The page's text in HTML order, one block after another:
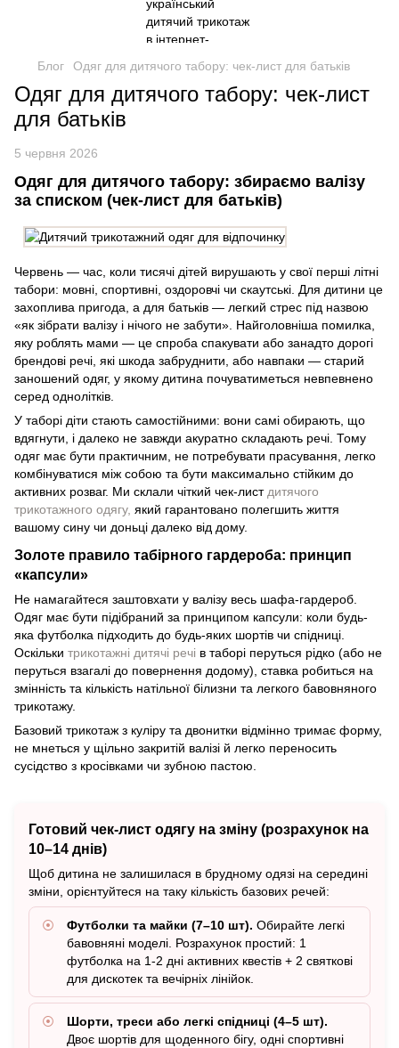
Блог Одяг для дитячого табору: чек-лист для батьків
Одяг для дитячого табору: чек-лист
для батьків
5 червня 2026
Одяг для дитячого табору: збираємо валізу
за списком (чек-лист для батьків)
Червень — час, коли тисячі дітей вирушають у свої перші літні
табори: мовні, спортивні, оздоровчі чи скаутські. Для дитини це
захоплива пригода, а для батьків — легкий стрес під назвою
«як зібрати валізу і нічого не забути». Найголовніша помилка,
яку роблять мами — це спроба спакувати або занадто дорогі
брендові речі, які шкода забруднити, або навпаки — старий
заношений одяг, у якому дитина почуватиметься невпевнено
серед однолітків.
У таборі діти стають самостійними: вони самі обирають, що
вдягнути, і далеко не завжди акуратно складають речі. Тому
одяг має бути практичним, не потребувати прасування, легко
комбінуватися між собою та бути максимально стійким до
активних розваг. Ми склали чіткий чек-листдитячого
трикотажного одягу, який гарантовано полегшить життя
вашому сину чи доньці далеко від дому.
Золоте правило табірного гардероба: принцип
«капсули»
Не намагайтеся заштовхати у валізу весь шафа-гардероб.
Одяг має бути підібраний за принципом капсули: коли будь-
яка футболка підходить до будь-яких шортів чи спідниці.
Оскільки трикотажні дитячі речі в таборі перуться рідко (або не
перуться взагалі до повернення додому), ставка робиться на
змінність та кількість натільної білизни та легкого бавовняного
трикотажу.
Базовий трикотаж з куліру та двонитки відмінно тримає форму,
не мнеться у щільно закритій валізі й легко переносить
сусідство з кросівками чи зубною пастою.
Готовий чек-лист одягу на зміну (розрахунок на
10–14 днів)
Щоб дитина не залишилася в брудному одязі на середині
зміни, орієнтуйтеся на таку кількість базових речей:
Футболки та майки (7–10 шт). Обирайте легкі
бавовняні моделі. Розрахунок простий: 1
футболка на 1-2 дні активних квестів + 2 святкові
для дискотек та вечірніх лінійок.
Шорти, треси або легкі спідниці (4–5 шт).
Двоє шортів для щоденного бігу, одні спортивні